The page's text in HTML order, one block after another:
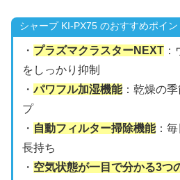
シャープ KI-PX75 のおすすめポイン
・ プラズマクラスターNEXT：
をしっかり抑制
・パワフル加湿機能：乾燥の
プ
・ 自動フィルター掃除機能：毎
長持ち
・ 空気状態が一目で分かる3つ